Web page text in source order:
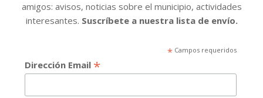
amigos: avisos, noticias sobre el municipio, actividades
interesantes. Suscríbete a nuestra lista de envío.
*Campos requeridos
Dirección Email *